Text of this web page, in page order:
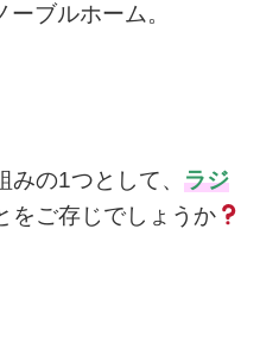
ブルホーム。
みの1つとして、 ラジ
をご存じでしょうか